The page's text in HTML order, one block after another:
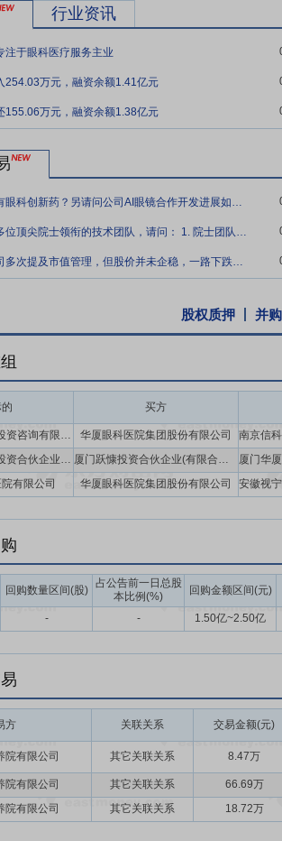
”协同发展体系
公司自成立以来，始终以眼病
培训相结合的“医教研”体系的协同发展。在临床
在国内及国际眼科界具有广泛的学术影响力。
展体系
人才是医疗服务行业的核心竞争力，是
不仅加快各类人才的引进，同时高度重视育才
面向全国眼科同行，相继推出“中国眼科医师明
首个面向全国眼科医师的人才培养工程，由黎
训体系平台优势、提供一流医教研平台、配备
中国眼科中坚力量和领军人才。
盖华东、华中、华南、西南、西北、华北等广大
才引进、营销推广、资金使用等方面具有规模效应
牌影响力
公司专注于眼科医疗服务行业，经
力逐步提升。在快速发展的同时，公司始终紧
旗下医院全国联动开展光明行，公益诊疗足迹
一带一路”沿线国家开展慈善光明行，为国际防
视防控工作，先后开展了“近视防控百校巡讲”“
近视防控模式”，通过“3个预防措施+6个控制
2022年11月22日公司对外公告,公司拟与上海佳
眼科医院项目。经双方初步协商,公司拟以自有
记注册机关和政府有权审批部门核准为准。根
大会审议。公司本次投资拟借助合作方的资源
,进一步推动公司持续、快速、高质量发展,符
价的情况予以确定。实际募集资金扣除发行费
视光中心建设项目、现有医院医疗服务能力升
及2020年第二次临时股东大会审议批准,由董
集资金到位后,若募集资金数额(扣除发行费用
行业资讯
注于眼科医疗服务主业
254.03万元，融资余额1.41亿元
155.06万元，融资余额1.38亿元
您好，请问公司有没有眼科创新药？另请问公司AI眼镜合作开发进展如何？
董秘您好：公司拥有多位顶尖院士领衔的技术团队，请问： 1. 院士团队在眼科
董秘，你好，此前公司多次提及市值管理，但股价并未企稳，一路下跌，且已跌破9.24
股权质押 并
买方
厦门华厦聚信壹号投资咨询有限公司
华厦眼科医院集团股份有限公司
厦门华厦聚信壹号投资合伙企业(有限合伙)
厦门跃慷投资合伙企业(有限合伙),中信信托有限责任公司,厦门市西海创业投资有限公司,中电数字(北京)私募基金管理有限公司,华厦眼科医院集团股份有限公司
有限公司 华厦眼科医院集团股份有限公司
回购数量区间(股)
占公告前一日总股
本比例(%)
回购金额区间(元)
- - 1.50亿~2.50亿
方 关联关系 交易金额(元)
院有限公司 其它关联关系 8.47万
院有限公司 其它关联关系
66.69万
院有限公司 其它关联关系 18.72万